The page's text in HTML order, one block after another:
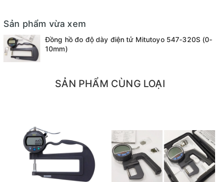
Độ chính xác ±0,001 in / ±20 µm
Đồng hồ đo độ dày điện tử Mitutoyo 547-320Slà
sản phẩm của Công ty Cổ phần Mitutoyo được
thành lập năm 1963 tại Nhật Bản. Bằng việc ứng
Sản phẩm vừa xem
Đồng hồ đo độ dày điện tử Mitutoyo 547-320S (0-
10mm)
SẢN PHẨM CÙNG LOẠI